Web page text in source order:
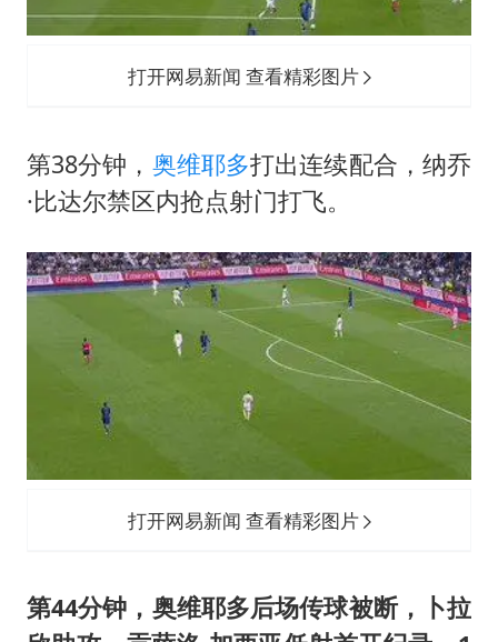
打开网易新闻 查看精彩图片
第38分钟， 奥维耶多打出连续配合，纳乔
·比达尔禁区内抢点射门打飞。
打开网易新闻 查看精彩图片
第44分钟，奥维耶多后场传球被断，卜拉